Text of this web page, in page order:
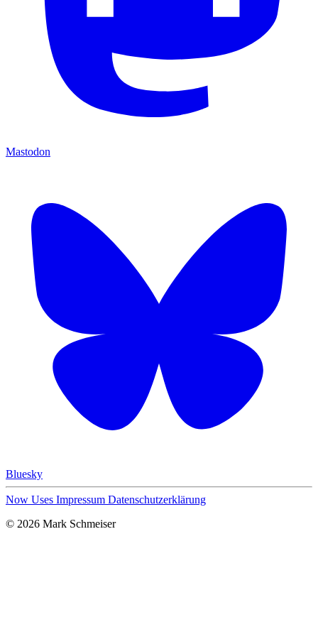
Mastodon
Bluesky
Now Uses Impressum Datenschutzerklärung
© 2026 Mark Schmeiser